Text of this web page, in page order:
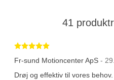
41
Betygsatt 5 av 5
Fr-sund Motioncenter ApS -
Drøj og effektiv til vores behov.